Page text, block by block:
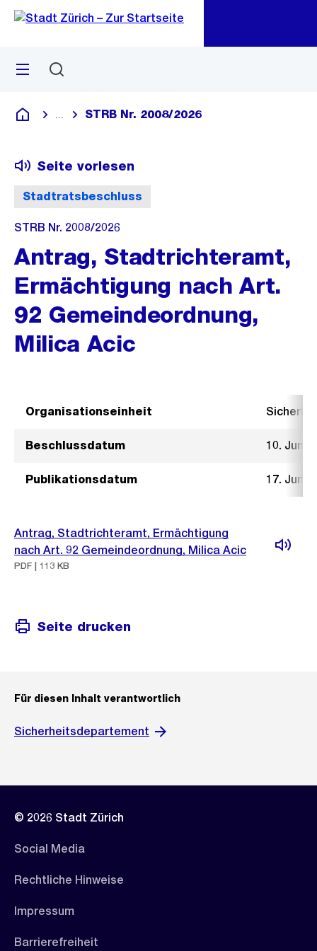
Navigation
Sprunglink
Menü
Deutsch
Blende alle Breadcrumbs ein
STRB Nr. 2008/2026
Stadtratsbeschluss
Seite vorlesen
STRB Nr. 2008/2026
Antrag, Stadtrichteramt,
Ermächtigung nach Art.
92 Gemeindeordnung,
Milica Acic
Organisationseinheit
Beschlussdatum 10. Juni
Publikationsdatum 17. Juni
Antrag, Stadtrichteramt, Ermächtigung
nach Art. 92 Gemeindeordnung, Milica Acic
PDF | 113 KB
Seite drucken
Für diesen Inhalt verantwortlich
Sicherheitsdepartement
© 2026 Stadt Zürich
Social Media
Rechtliche Hinweise
Impressum
Barrierefreiheit